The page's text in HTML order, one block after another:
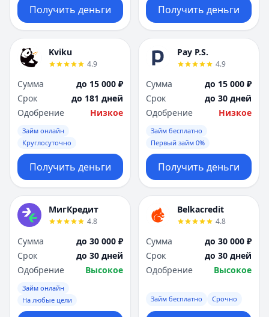
Получить деньги Получить деньги
Kviku
4.9
Сумма
до 15 000 ₽
Срок
до 181 дней
Одобрение
Низкое
Займ онлайн
Круглосуточно
Получить деньги
Pay P.S.
4.9
Сумма
до 15 000 ₽
Срок
до 30 дней
Одобрение
Низкое
Займ бесплатно
Первый займ 0%
Получить деньги
МигКредит
4.8
Сумма
до 30 000 ₽
Срок
до 30 дней
Одобрение
Высокое
Займ онлайн
На любые цели
Belkacredit
4.8
Сумма
до 30 000 ₽
Срок
до 30 дней
Одобрение
Высокое
Займ бесплатно Срочно